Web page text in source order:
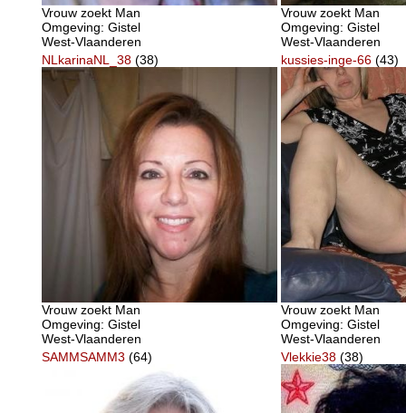
Vrouw zoekt Man
Omgeving: Gistel
West-Vlaanderen
Vrouw zoekt Man
Omgeving: Gistel
West-Vlaanderen
NLkarinaNL_38 (38)
Vrouw zoekt Man
Omgeving: Gistel
West-Vlaanderen
kussies-inge-66 (43)
Vrouw zoekt Man
Omgeving: Gistel
West-Vlaanderen
SAMMSAMM3 (64) Vlekkie38 (38)